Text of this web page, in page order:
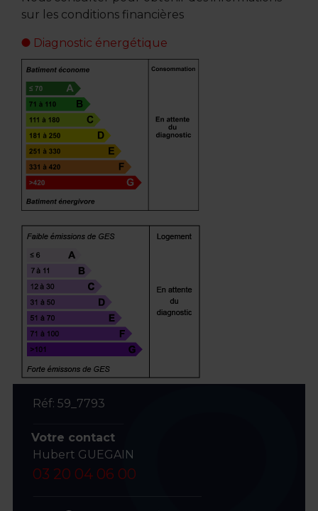
sur les conditions financières
Diagnostic énergétique
Réf: 59_7793
Votre contact
Hubert GUEGAIN
03 20 04 06 00